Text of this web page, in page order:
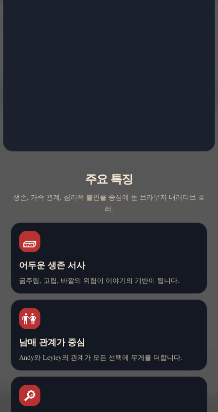
주요 특징
생존, 가족 관계, 심리적 불안을 중심에 둔 브라우저 내러티브 호
러.
🧱
어두운 생존 서사
굶주림, 고립, 바깥의 위험이 이야기의 기반이 됩니다.
👫
남매 관계가 중심
Andy와 Leyley의 관계가 모든 선택에 무게를 더합니다.
🔎